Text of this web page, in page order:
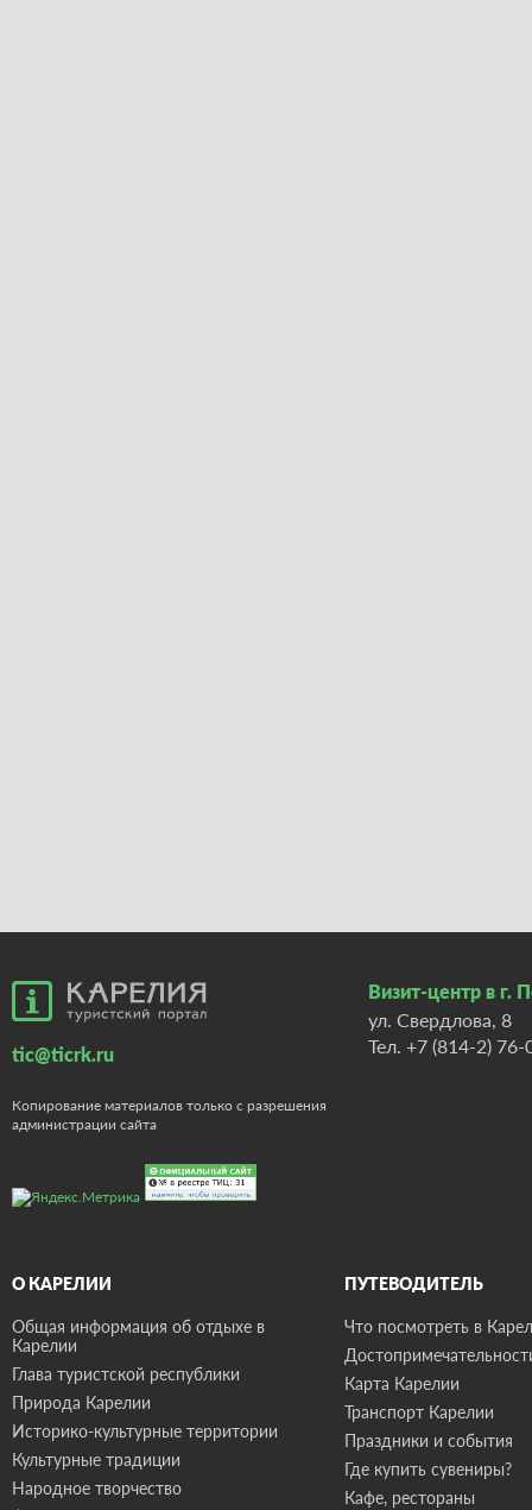
tic@ticrk.ru
Копирование материалов только с разрешения
администрации сайта
Визит-центр в г.
ул. Свердлова, 8
Тел. +7 (814-2) 76-
О КАРЕЛИИ
Общая информация об отдыхе в
Карелии
Глава туристской республики
Природа Карелии
Историко-культурные территории
Культурные традиции
Народное творчество
ПУТЕВОДИТЕЛЬ
Что посмотреть в
Карта Карелии
Транспорт Карелии
Праздники и события
Где купить сувениры?
Кафе, рестораны